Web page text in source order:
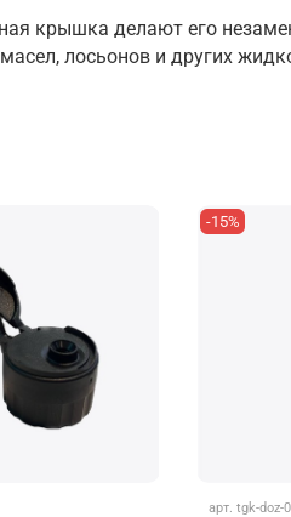
крышка делают его
лосьонов и других
-15%
арт.tgk-doz-